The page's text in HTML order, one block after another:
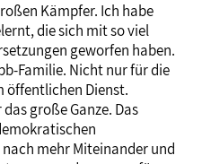
Kämpfer. Ich habe
die sich mit so viel
geworfen haben.
Familie. Nicht nur für die
öffentlichen Dienst.
große Ganze. Das
mehr Miteinander und